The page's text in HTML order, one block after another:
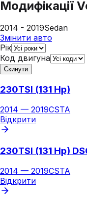
Модифікації
2014 - 2019Sedan
Змінити авто
Рік
Код двигуна
Скинути
230TSI (131 Hp)
2014 — 2019CSTA
Відкрити
230TSI (131 Hp)
2014 — 2019CSTA
Відкрити